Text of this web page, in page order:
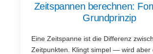
Zeitspannen berechnen:
Grundprinzip
Eine Zeitspanne ist die Differenz
Zeitpunkten. Klingt simpel — wird aber